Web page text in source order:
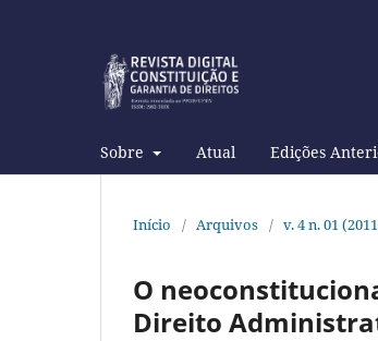
Sobre Atual Edições
Início / Arquivos / v. 4 n. 01
O
Direito